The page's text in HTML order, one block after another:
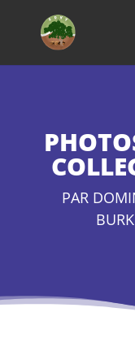
PAR